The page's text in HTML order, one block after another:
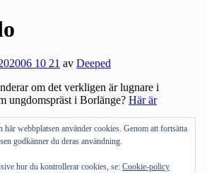
2006 10 21 av Deeped
om det verkligen är lugnare i
ungdomspräst i Borlänge? Här är
,Familjen,ungdompräst
här webbplatsen använder cookies. Genom att fortsätta
godkänner du deras användning.
hur du kontrollerar cookies, se: Cookie-policy